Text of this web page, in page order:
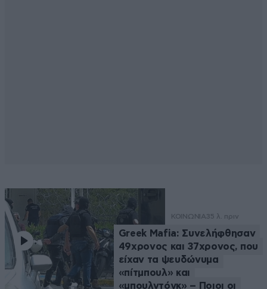
ΚΟΙΝΩΝΙΑ35 λ. πριν
Greek Μafia: Συνελήφθησαν
49χρονος και 37χρονος, που
είχαν τα ψευδώνυμα
«πίτμπουλ» και
«μπουλντόγκ» – Ποιοι οι